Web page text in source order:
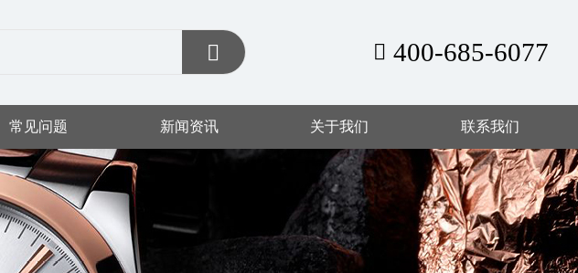
400-685-6077
常见问题 新闻资讯 关于我们 联系我们